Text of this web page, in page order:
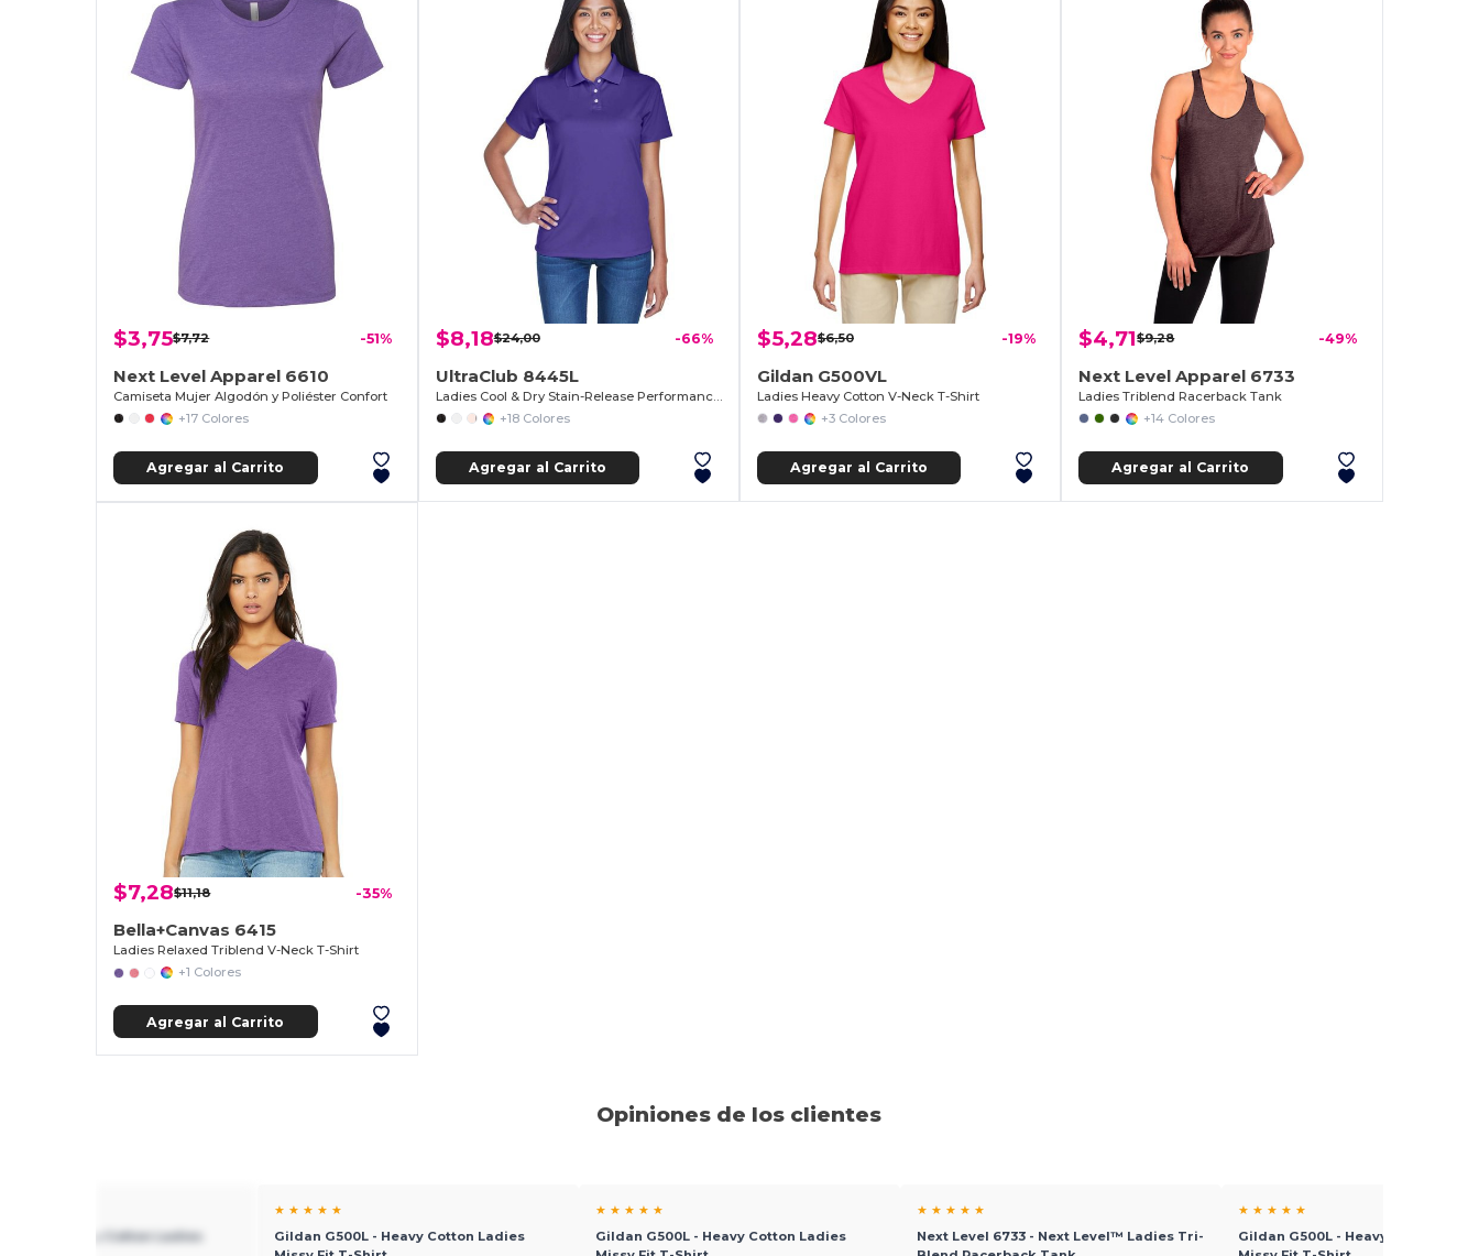
$3,75$7,72 -51%
Next Level Apparel 6610
Camiseta Mujer Algodón y Poliéster Confort
+17 Colores
Agregar al Carrito
$8,18$24,00 -66%
UltraClub 8445L
Ladies Cool & Dry Stain-Release Performance Polo
+18 Colores
Agregar al Carrito
$5,28$6,50 -19%
Gildan G500VL
Ladies Heavy Cotton V-Neck T-Shirt
+3 Colores
Agregar al Carrito
$4,71$9,28 -49%
Next Level Apparel 6733
Ladies Triblend Racerback Tank
+14 Colores
Agregar al Carrito
$7,28$11,18 -35%
Bella+Canvas 6415
Ladies Relaxed Triblend V-Neck T-Shirt
+1 Colores
Agregar al Carrito
Opiniones de los clientes
- Heavy Cotton Ladies
★ ★ ★ ★ ★
Gildan G500L - Heavy Cotton Ladies
★ ★ ★ ★ ★
Gildan G500L - Heavy Cotton Ladies
★ ★ ★ ★ ★
Next Level 6733 - Next Level™ Ladies Tri-
★ ★ ★ ★ ★
Gildan G500L - Heavy Cotton